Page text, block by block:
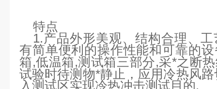
特点
1.产品外形美观、结构合理、
有简单便利的操作性能和可靠的
箱,低温箱,测试箱三部分,采*之断
试验时待测物*静止，应用冷热风
入测试区实现冷热冲击测试目的.